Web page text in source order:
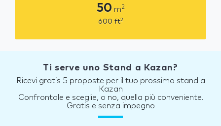
50 m2
600 ft2
Ti serve uno Stand a Kazan?
Ricevi gratis 5 proposte per il tuo prossimo stand a
Kazan
Confrontale e sceglie, o no, quella più conveniente.
Gratis e senza impegno